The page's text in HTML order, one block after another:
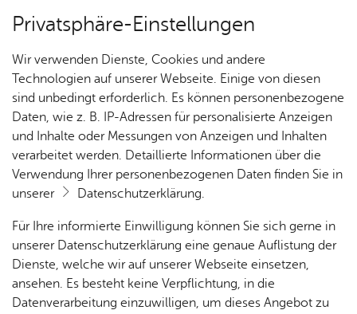
Kartenansicht
Cookie-Hinweis
Privatsphäre-Einstellungen
Wir verwenden Dienste, Cookies und andere
Technologien auf unserer Webseite. Einige von diesen
sind unbedingt erforderlich. Es können personenbezogene
Daten, wie z. B. IP-Adressen für personalisierte Anzeigen
und Inhalte oder Messungen von Anzeigen und Inhalten
verarbeitet werden. Detaillierte Informationen über die
Verwendung Ihrer personenbezogenen Daten finden Sie in
unserer
Datenschutzerklärung.
Für Ihre informierte Einwilligung können Sie sich gerne in
unserer Datenschutzerklärung eine genaue Auflistung der
Dienste, welche wir auf unserer Webseite einsetzen,
ansehen. Es besteht keine Verpflichtung, in die
Datenverarbeitung einzuwilligen, um dieses Angebot zu